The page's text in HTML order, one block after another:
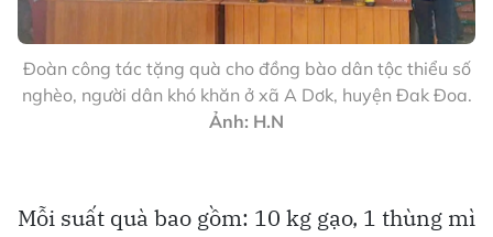
Đoàn công tác tặng quà cho đồng bào dân tộc thiểu số
nghèo, người dân khó khăn ở xã A Dơk, huyện Đak Đoa.
Ảnh: H.N
Mỗi suất quà bao gồm: 10 kg gạo, 1 thùng mì